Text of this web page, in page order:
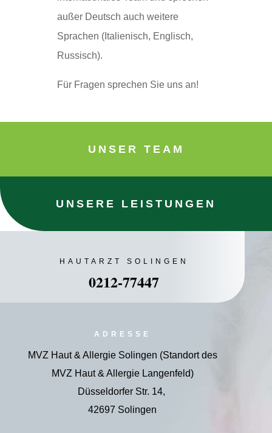
außer Deutsch auch weitere
Sprachen (Italienisch, Englisch,
Russisch).
Für Fragen sprechen Sie uns an!
UNSER TEAM
UNSERE LEISTUNGEN
HAUTARZT SOLINGEN
0212-77447
ADRESSE
MVZ Haut & Allergie Solingen (Standort des
MVZ Haut & Allergie Langenfeld)
Düsseldorfer Str. 14,
42697 Solingen